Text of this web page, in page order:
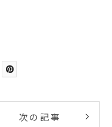
次の記事